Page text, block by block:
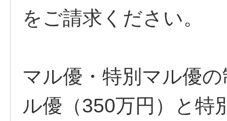
をご請求ください。
マル優・特別マル優
ル優（350万円）と特